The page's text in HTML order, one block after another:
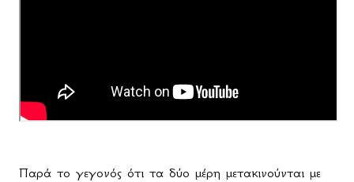
Παρά το γεγονός ότι τα δύο μέρη μετακινούνται με